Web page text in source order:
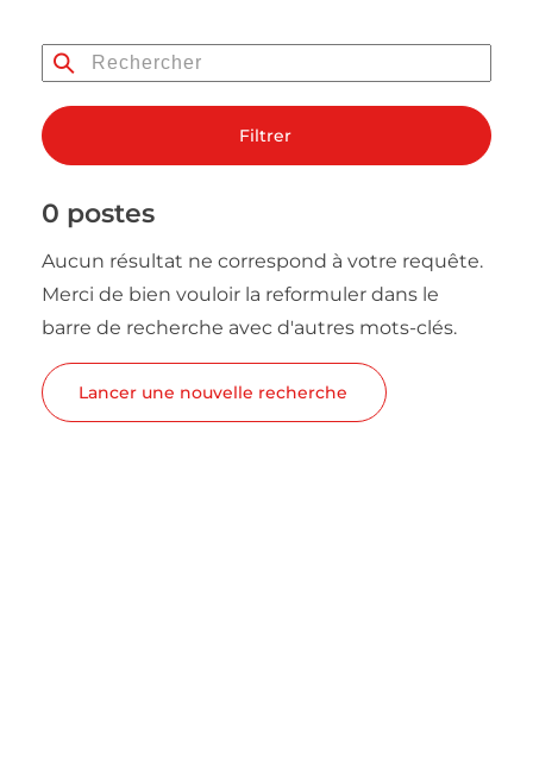
Filtrer
0 postes
Aucun résultat ne correspond à votre requête.
Merci de bien vouloir la reformuler dans le
barre de recherche avec d'autres mots-clés.
Lancer une nouvelle recherche